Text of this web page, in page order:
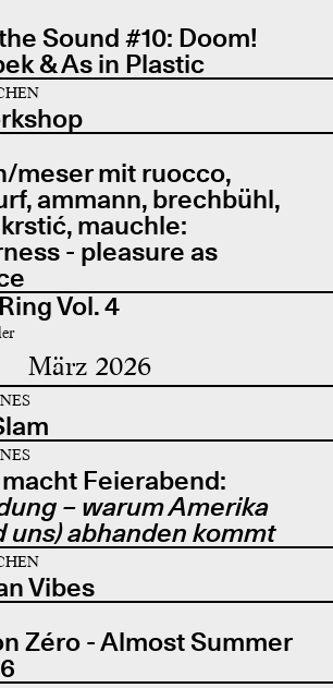
Sound #10: Doom!
& As in Plastic
meser mit ruocco,
ammann, brechbühl,
mauchle:
- pleasure as
Vol. 4
März 2026
Feierabend:
– warum Amerika
uns) abhanden kommt
Vibes
Zéro - Almost Summer